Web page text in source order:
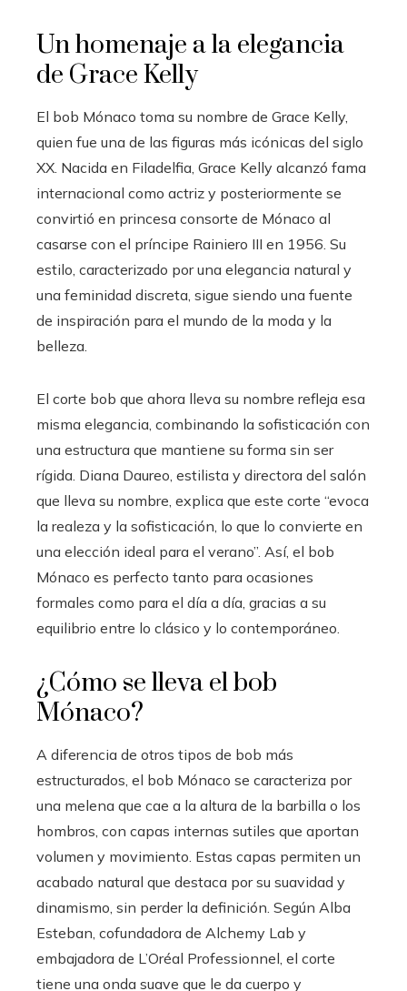
Un homenaje a la elegancia
de Grace Kelly
El bob Mónaco toma su nombre de Grace Kelly,
quien fue una de las figuras más icónicas del siglo
XX. Nacida en Filadelfia, Grace Kelly alcanzó fama
internacional como actriz y posteriormente se
convirtió en princesa consorte de Mónaco al
casarse con el príncipe Rainiero III en 1956. Su
estilo, caracterizado por una elegancia natural y
una feminidad discreta, sigue siendo una fuente
de inspiración para el mundo de la moda y la
belleza.
El corte bob que ahora lleva su nombre refleja esa
misma elegancia, combinando la sofisticación con
una estructura que mantiene su forma sin ser
rígida. Diana Daureo, estilista y directora del salón
que lleva su nombre, explica que este corte “evoca
la realeza y la sofisticación, lo que lo convierte en
una elección ideal para el verano”. Así, el bob
Mónaco es perfecto tanto para ocasiones
formales como para el día a día, gracias a su
equilibrio entre lo clásico y lo contemporáneo.
¿Cómo se lleva el bob
Mónaco?
A diferencia de otros tipos de bob más
estructurados, el bob Mónaco se caracteriza por
una melena que cae a la altura de la barbilla o los
hombros, con capas internas sutiles que aportan
volumen y movimiento. Estas capas permiten un
acabado natural que destaca por su suavidad y
dinamismo, sin perder la definición. Según Alba
Esteban, cofundadora de Alchemy Lab y
embajadora de L’Oréal Professionnel, el corte
tiene una onda suave que le da cuerpo y